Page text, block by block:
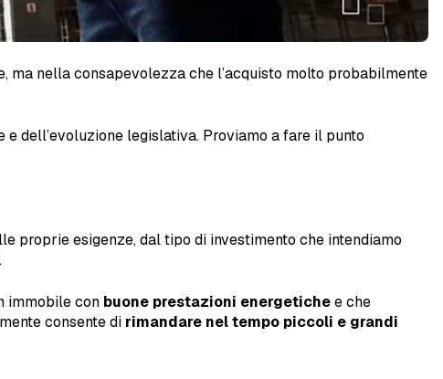
ma nella consapevolezza che l’acquisto molto probabilmente
dell’evoluzione legislativa. Proviamo a fare il punto
proprie esigenze, dal tipo di investimento che intendiamo
immobile con buone prestazioni energetichee che
consente di rimandare nel tempo piccoli e grandi